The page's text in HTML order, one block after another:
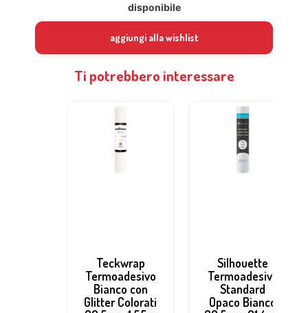
disponibile
aggiungi alla wishlist
Ti potrebbero interessare
Teckwrap
Termoadesivo
Bianco con
Glitter Colorati
Silhouette
Termoadesivo
Standard
Opaco Bianco